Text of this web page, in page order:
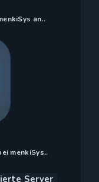
an..
menkiSys..
Server